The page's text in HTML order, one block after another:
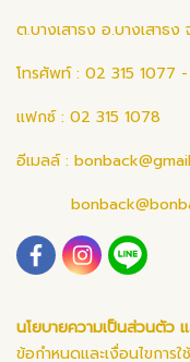
ต.บางเสาธง อ.บางเสาธ
โทรศัพท์ : 02 315 1077
แฟกซ์ : 02 315 1078
อีเมลล์ :
นโยบายความเป็นส่วนตัว
ข้อกำหนดและเงื่อนไขการใ